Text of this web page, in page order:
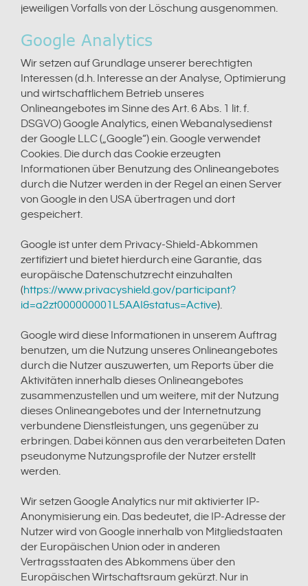
jeweiligen Vorfalls von der Löschung ausgenommen.
Google Analytics
Wir setzen auf Grundlage unserer berechtigten
Interessen (d.h. Interesse an der Analyse, Optimierung
und wirtschaftlichem Betrieb unseres
Onlineangebotes im Sinne des Art. 6 Abs. 1 lit. f.
DSGVO) Google Analytics, einen Webanalysedienst
der Google LLC („Google“) ein. Google verwendet
Cookies. Die durch das Cookie erzeugten
Informationen über Benutzung des Onlineangebotes
durch die Nutzer werden in der Regel an einen Server
von Google in den USA übertragen und dort
gespeichert.
Google ist unter dem Privacy-Shield-Abkommen
zertifiziert und bietet hierdurch eine Garantie, das
europäische Datenschutzrecht einzuhalten
(https://www.privacyshield.gov/participant?
id=a2zt000000001L5AAI&status=Active).
Google wird diese Informationen in unserem Auftrag
benutzen, um die Nutzung unseres Onlineangebotes
durch die Nutzer auszuwerten, um Reports über die
Aktivitäten innerhalb dieses Onlineangebotes
zusammenzustellen und um weitere, mit der Nutzung
dieses Onlineangebotes und der Internetnutzung
verbundene Dienstleistungen, uns gegenüber zu
erbringen. Dabei können aus den verarbeiteten Daten
pseudonyme Nutzungsprofile der Nutzer erstellt
werden.
Wir setzen Google Analytics nur mit aktivierter IP-
Anonymisierung ein. Das bedeutet, die IP-Adresse der
Nutzer wird von Google innerhalb von Mitgliedstaaten
der Europäischen Union oder in anderen
Vertragsstaaten des Abkommens über den
Europäischen Wirtschaftsraum gekürzt. Nur in